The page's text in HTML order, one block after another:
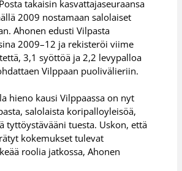
takaisin kasvattajaseuraansa
2009 nostamaan salolaiset
Ahonen edusti Vilpasta
2009–12 ja rekisteröi viime
3,1 syöttöä ja 2,2 levypalloa
Vilppaan puolivälieriin.
hieno kausi Vilppaassa on nyt
salolaista koripalloyleisöä,
tyttöystävääni tuesta. Uskon, että
kokemukset tulevat
roolia jatkossa, Ahonen